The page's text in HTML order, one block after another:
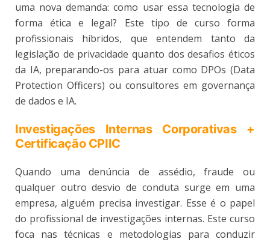
uma nova demanda: como usar essa tecnologia de
forma ética e legal? Este tipo de curso forma
profissionais híbridos, que entendem tanto da
legislação de privacidade quanto dos desafios éticos
da IA, preparando-os para atuar como DPOs (Data
Protection Officers) ou consultores em governança
de dados e IA.
Investigações Internas Corporativas +
Certificação CPIIC
Quando uma denúncia de assédio, fraude ou
qualquer outro desvio de conduta surge em uma
empresa, alguém precisa investigar. Esse é o papel
do profissional de investigações internas. Este curso
foca nas técnicas e metodologias para conduzir